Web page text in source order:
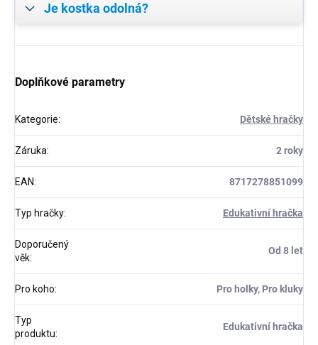
Je kostka odolná?
Doplňkové parametry
Kategorie: Dětské hračky
Záruka: 2 roky
EAN: 8717278851099
Typ hračky: Edukativní hračka
Doporučený
věk:
Od 8 let
Pro koho: Pro holky, Pro kluky
Typ
produktu:
Edukativní hračka